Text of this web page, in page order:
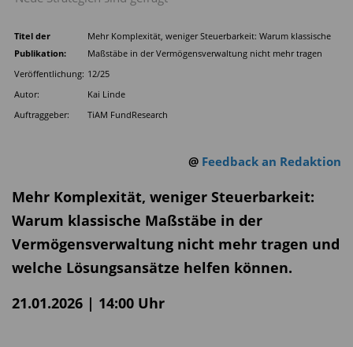
Titel der
Publikation:
Mehr Komplexität, weniger Steuerbarkeit: Warum klassische
Maßstäbe in der Vermögensverwaltung nicht mehr tragen
Veröffentlichung: 12/25
Autor:
Kai Linde
Auftraggeber:
TiAM FundResearch
@ Feedback an Redaktion
Mehr Komplexität, weniger Steuerbarkeit:
Warum klassische Maßstäbe in der
Vermögensverwaltung nicht mehr tragen und
welche Lösungsansätze helfen können.
21.01.2026 | 14:00 Uhr